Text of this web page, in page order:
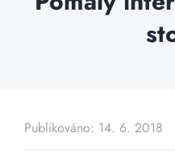
Publikováno: 14. 6. 2018